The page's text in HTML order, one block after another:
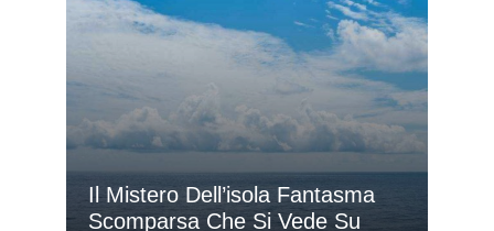
Il Mistero Dell’isola Fantasma
Scomparsa Che Si Vede Su